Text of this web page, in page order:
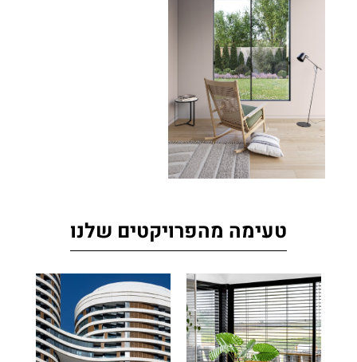
טעימה מהפרויקטים שלנו